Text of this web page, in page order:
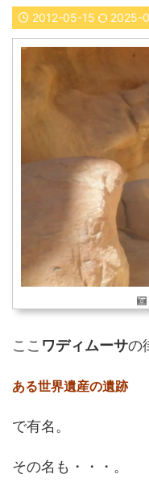
北海道・東北
近畿
世界一周ブログ
ヨーロッパ
世界一周の準備
Web・ガジェット
スマホ・タブレット
ポケモンGO
2012-05-15 2025-
ここ ワディムーサの
ある世界遺産の遺跡
で有名。
その名も・・・。